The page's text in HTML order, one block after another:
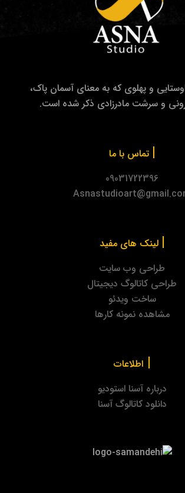
و پهلوی که به معنای آسمان پاک،
و سرشت مادرزادی ذکر شده است.
| تماس با ما
09031722396
| لینک های مفید
طراحی وب سایت
طراحی کاتالوگ دیجیتال
ساخت ویدئو
مشاهده نمونه کارها
|اطلاعات
درباره آسنا استودیو
دانلود کاتالوگ آسنا